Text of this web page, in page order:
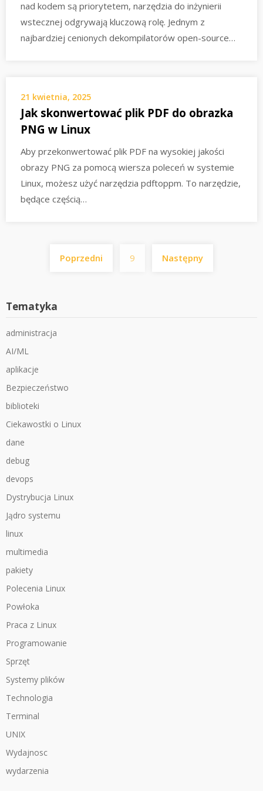
nad kodem są priorytetem, narzędzia do inżynierii
wstecznej odgrywają kluczową rolę. Jednym z
najbardziej cenionych dekompilatorów open-source…
21 kwietnia, 2025
Jak skonwertować plik PDF do obrazka
PNG w Linux
Aby przekonwertować plik PDF na wysokiej jakości
obrazy PNG za pomocą wiersza poleceń w systemie
Linux, możesz użyć narzędzia pdftoppm. To narzędzie,
będące częścią…
wpisów
Poprzedni 9 Następny
Tematyka
administracja
AI/ML
aplikacje
Bezpieczeństwo
biblioteki
Ciekawostki o Linux
dane
debug
devops
Dystrybucja Linux
Jądro systemu
linux
multimedia
pakiety
Polecenia Linux
Powłoka
Praca z Linux
Programowanie
Sprzęt
Systemy plików
Technologia
Terminal
UNIX
Wydajnosc
wydarzenia